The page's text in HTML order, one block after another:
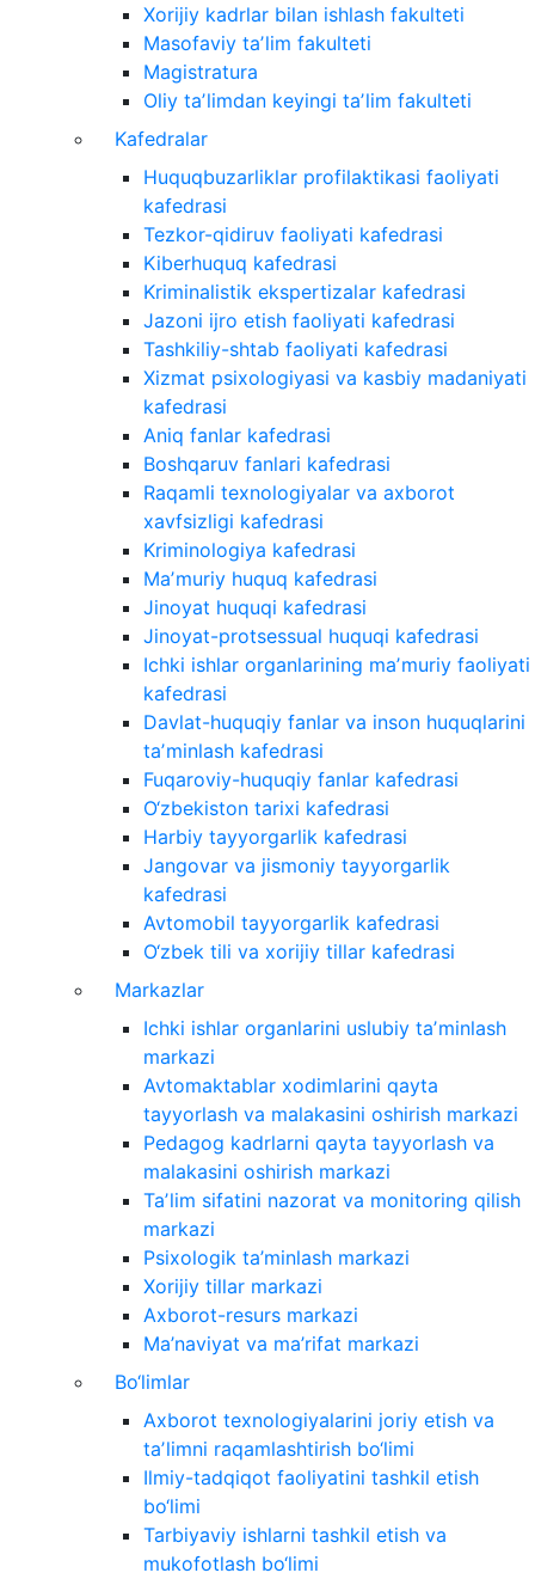
Xorijiy kadrlar bilan ishlash fakulteti
Masofaviy taʼlim fakulteti
Magistratura
Oliy taʼlimdan keyingi taʼlim fakulteti
Kafedralar
Huquqbuzarliklar profilaktikasi faoliyati
kafedrasi
Tezkor-qidiruv faoliyati kafedrasi
Kiberhuquq kafedrasi
Kriminalistik ekspertizalar kafedrasi
Jazoni ijro etish faoliyati kafedrasi
Tashkiliy-shtab faoliyati kafedrasi
Xizmat psixologiyasi va kasbiy madaniyati
kafedrasi
Aniq fanlar kafedrasi
Boshqaruv fanlari kafedrasi
Raqamli texnologiyalar va axborot
xavfsizligi kafedrasi
Kriminologiya kafedrasi
Maʼmuriy huquq kafedrasi
Jinoyat huquqi kafedrasi
Jinoyat-protsessual huquqi kafedrasi
Ichki ishlar organlarining maʼmuriy faoliyati
kafedrasi
Davlat-huquqiy fanlar va inson huquqlarini
taʼminlash kafedrasi
Fuqaroviy-huquqiy fanlar kafedrasi
O‘zbekiston tarixi kafedrasi
Harbiy tayyorgarlik kafedrasi
Jangovar va jismoniy tayyorgarlik
kafedrasi
Avtomobil tayyorgarlik kafedrasi
O‘zbek tili va xorijiy tillar kafedrasi
Markazlar
Ichki ishlar organlarini uslubiy taʼminlash
markazi
Avtomaktablar xodimlarini qayta
tayyorlash va malakasini oshirish markazi
Pedagog kadrlarni qayta tayyorlash va
malakasini oshirish markazi
Taʼlim sifatini nazorat va monitoring qilish
markazi
Psixologik ta’minlash markazi
Xorijiy tillar markazi
Axborot-resurs markazi
Ma’naviyat va ma’rifat markazi
Bo‘limlar
Axborot texnologiyalarini joriy etish va
taʼlimni raqamlashtirish bo‘limi
Ilmiy-tadqiqot faoliyatini tashkil etish
bo‘limi
Tarbiyaviy ishlarni tashkil etish va
mukofotlash bo‘limi